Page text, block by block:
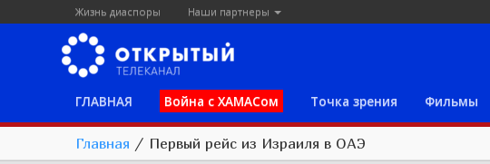
Жизнь диаспоры Наши партнеры
ГЛАВНАЯ Война с ХАМАСом Точка зрения Фильмы
Главная / Первый рейс из Израиля в ОАЭ